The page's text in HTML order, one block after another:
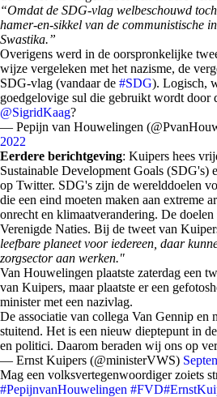
“Omdat de SDG-vlag welbeschouwd
hamer-en-sikkel van de communistische
Swastika.”
Overigens werd in de oorspronkelijke
wijze vergeleken met het nazisme, de
SDG-vlag (vandaar de #SDG). Logisch,
goedgelovige sul die gebruikt wordt door
@SigridKaag?
— Pepijn van Houwelingen
2022
Eerdere berichtgeving: Kuipers hees
Sustainable Development Goals (SDG's)
op Twitter. SDG's zijn de werelddoelen
die een eind moeten maken aan extreme
onrecht en klimaatverandering. De
Verenigde Naties. Bij de tweet van
leefbare planeet voor iedereen, daar
zorgsector aan werken."
Van Houwelingen plaatste zaterdag een
van Kuipers, maar plaatste er een
minister met een nazivlag.
De associatie van collega Van Gennip en
stuitend. Het is een nieuw dieptepunt in
en politici. Daarom beraden wij ons op
— Ernst Kuipers (@ministerVWS)
Mag een volksvertegenwoordiger zoiets
#PepijnvanHouwelingen #FVD